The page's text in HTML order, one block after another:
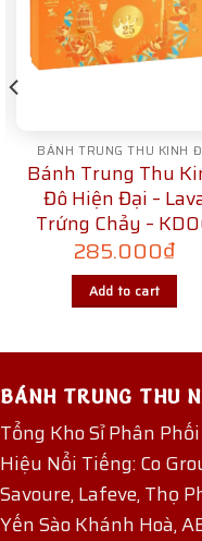
BÁNH TRUNG THU KINH
Bánh Trung Thu
Đô Hiện Đại –
Trứng Chảy –
285.000₫
Add to cart
BÁNH TRUNG THU
Tổng Kho Sỉ Phân
Hiệu Nổi Tiếng: Co
Savoure, Lafeve, Thọ
Yến Sào Khánh Hoà,